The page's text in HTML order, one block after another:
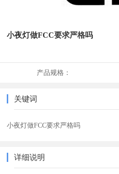
小夜灯做FCC要求严格吗
产品规格：
关键词
小夜灯做FCC要求严格吗
详细说明